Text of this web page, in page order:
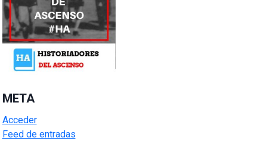
META
Acceder
Feed de entradas